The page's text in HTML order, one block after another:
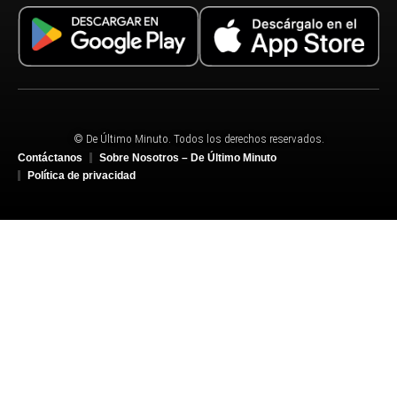
© De Último Minuto. Todos los derechos reservados.
Contáctanos
Sobre Nosotros – De Último Minuto
Política de privacidad